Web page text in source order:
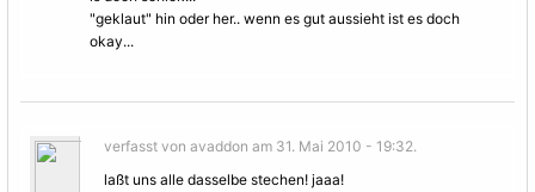
"geklaut" hin oder her.. wenn es gut aussieht ist es doch
okay...
verfasst von avaddon am 31. Mai 2010 - 19:32.
laßt uns alle dasselbe stechen! jaaa!